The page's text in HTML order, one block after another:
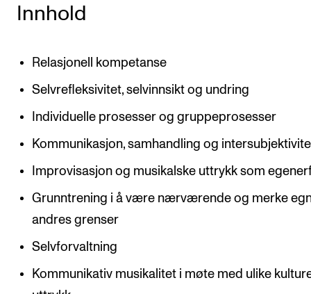
Innhold
Relasjonell kompetanse
Selvrefleksivitet, selvinnsikt og undring
Individuelle prosesser og gruppeprosesser
Kommunikasjon, samhandling og
Improvisasjon og musikalske uttrykk som
Grunntrening i å være nærværende og merke
andres grenser
Selvforvaltning
Kommunikativ musikalitet i møte med ulike